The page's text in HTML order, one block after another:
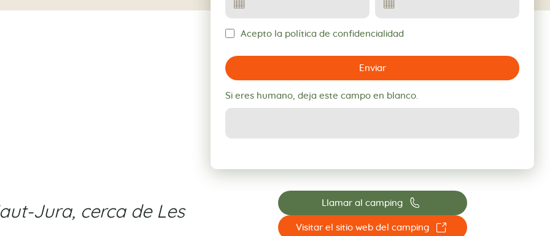
Jura, cerca de Les
Acepto la política de confidencialidad
Enviar
Si eres humano, deja este campo en blanco.
Llamar al camping 📞
Visitar el sitio web del camping ☐